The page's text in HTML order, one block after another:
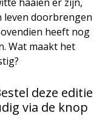
leven doorbrengen
heeft nog
Wat maakt het
deze editie
via de knop